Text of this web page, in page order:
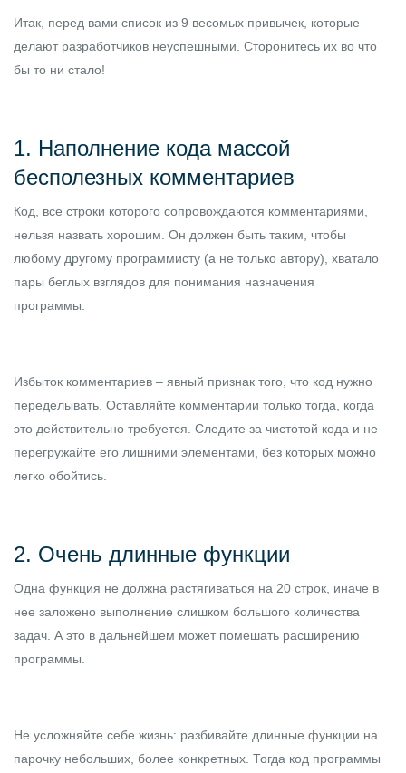
Итак, перед вами список из 9 весомых привычек, которые
делают разработчиков неуспешными. Сторонитесь их во что
бы то ни стало!
1. Наполнение кода массой
бесполезных комментариев
Код, все строки которого сопровождаются комментариями,
нельзя назвать хорошим. Он должен быть таким, чтобы
любому другому программисту (а не только автору), хватало
пары беглых взглядов для понимания назначения
программы.
Избыток комментариев – явный признак того, что код нужно
переделывать. Оставляйте комментарии только тогда, когда
это действительно требуется. Следите за чистотой кода и не
перегружайте его лишними элементами, без которых можно
легко обойтись.
2. Очень длинные функции
Одна функция не должна растягиваться на 20 строк, иначе в
нее заложено выполнение слишком большого количества
задач. А это в дальнейшем может помешать расширению
программы.
Не усложняйте себе жизнь: разбивайте длинные функции на
парочку небольших, более конкретных. Тогда код программы